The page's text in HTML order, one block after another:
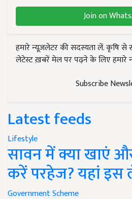
Join on
हमारे न्यूज़लेटर की सदस्यता लें. कृषि से
लेटेस्ट ख़बरें मेल पर पढ़ने के लिए हमारे
Subscribe
Latest feeds
Lifestyle
सावन में क्या खाएं
करें परहेज? यहां इस
Government Scheme